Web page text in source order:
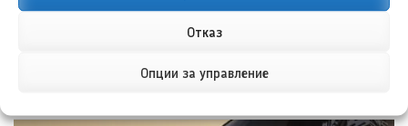
Отказ
Опции за управление
Тойота Hilux: По-добра ли е от всякога?